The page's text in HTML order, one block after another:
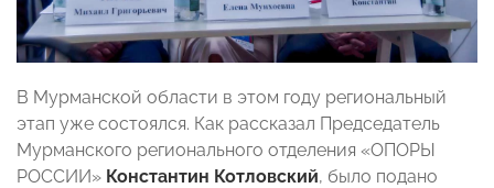
В Мурманской области в этом году региональный
этап уже состоялся. Как рассказал Председатель
Мурманского регионального отделения «ОПОРЫ
РОССИИ» Константин Котловский, было подано